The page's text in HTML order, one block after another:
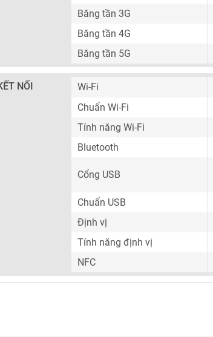
Băng tần 3G
Băng tần 4G
Băng tần 5G
NỐI Wi-Fi
Chuẩn Wi-Fi
Tính năng Wi-Fi
Bluetooth
Cổng USB
Chuẩn USB
Định vị
Tính năng định vị
NFC